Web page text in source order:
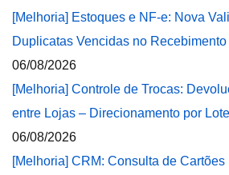
[Melhoria] Estoques e NF-e: Nova
Duplicatas Vencidas no
06/08/2026
[Melhoria] Controle de Trocas:
entre Lojas – Direcionamento por
06/08/2026
[Melhoria] CRM: Consulta de